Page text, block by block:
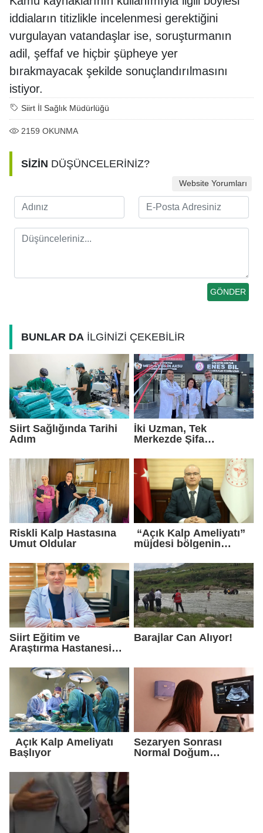
iddiaların titizlikle incelenmesi gerektiğini
vurgulayan vatandaşlar ise, soruşturmanın
adil, şeffaf ve hiçbir şüpheye yer
bırakmayacak şekilde sonuçlandırılmasını
istiyor.
Siirt İl Sağlık Müdürlüğü
2159 OKUNMA
SİZİN DÜŞÜNCELERİNİZ?
Website Yorumları
BUNLAR DA İLGİNİZİ ÇEKEBİLİR
Siirt Sağlığında Tarihi
Adım
İki Uzman, Tek
Merkezde Şifa
Riskli Kalp Hastasına
Umut Oldular
“Açık Kalp Ameliyatı”
müjdesi bölgenin
Siirt Eğitim ve
Araştırma Hastanesi
Uzmanı Op. Dr. Alper
Süer: “Akciğer
Nodülleri Her Zaman
Kanser Anlamına
Gelmez”
Barajlar Can Alıyor!
Başlıyor
Sezaryen Sonrası
Normal Doğum